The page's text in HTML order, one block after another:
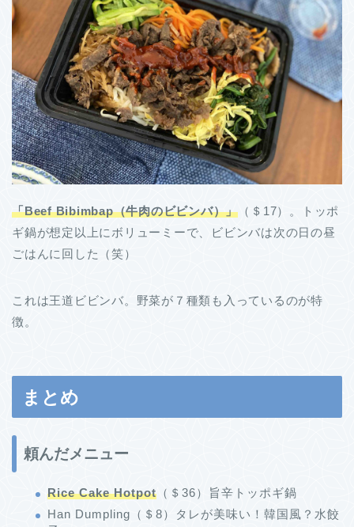
「Beef Bibimbap（牛肉のビビンバ）」 （＄17）。トッポ
ギ鍋が想定以上にボリューミーで、ビビンバは次の日の昼
ごはんに回した（笑）
これは王道ビビンバ。野菜が７種類も入っているのが特
徴。
まとめ
頼んだメニュー
Rice Cake Hotpot （＄36）旨辛トッポギ鍋
Han Dumpling（＄8）タレが美味い！韓国風？水餃